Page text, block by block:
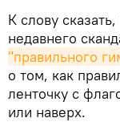
​К слову
недавнего
"правильного
о том, как
ленточку с
или наверх.